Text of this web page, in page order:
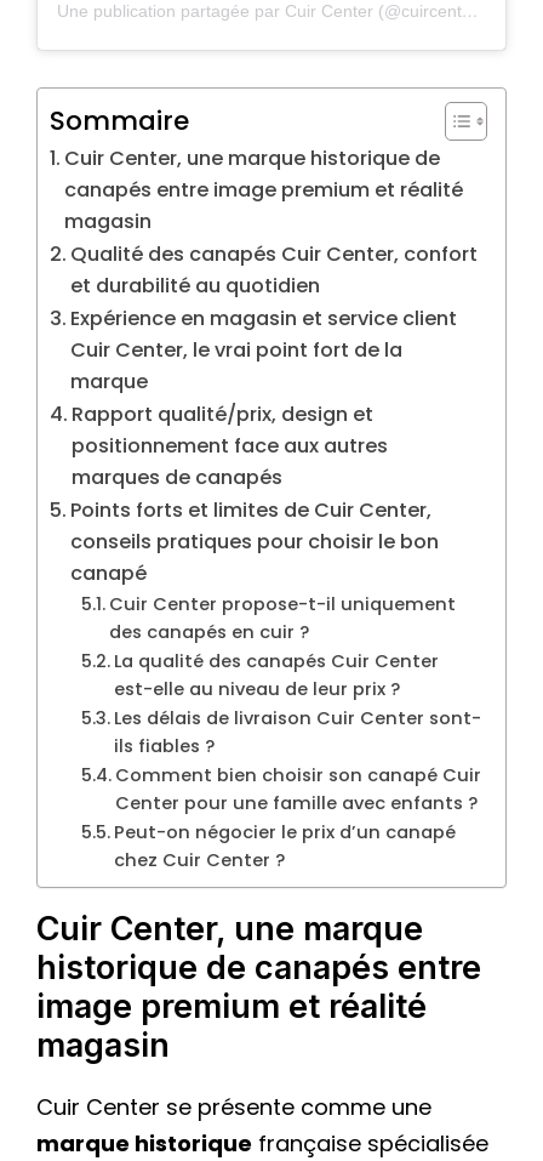
Une publication partagée par Cuir Center (@cuircenterofficiel)
Sommaire
Cuir Center, une marque historique de
canapés entre image premium et réalité
magasin
Qualité des canapés Cuir Center, confort
et durabilité au quotidien
Expérience en magasin et service client
Cuir Center, le vrai point fort de la
marque
Rapport qualité/prix, design et
positionnement face aux autres
marques de canapés
Points forts et limites de Cuir Center,
conseils pratiques pour choisir le bon
canapé
Cuir Center propose-t-il uniquement
des canapés en cuir ?
La qualité des canapés Cuir Center
est-elle au niveau de leur prix ?
Les délais de livraison Cuir Center sont-
ils fiables ?
Comment bien choisir son canapé Cuir
Center pour une famille avec enfants ?
Peut-on négocier le prix d’un canapé
chez Cuir Center ?
Cuir Center, une marque
historique de canapés entre
image premium et réalité
magasin
Cuir Center se présente comme une
marque historique française spécialisée